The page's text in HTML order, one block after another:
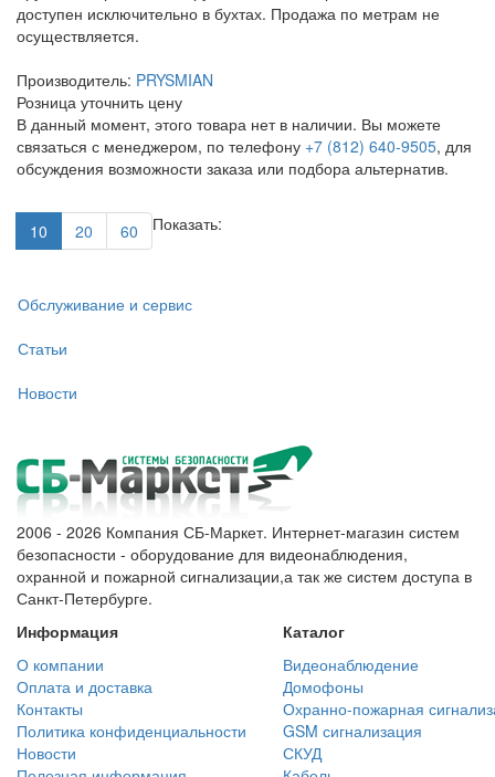
доступен исключительно в бухтах. Продажа по метрам не
осуществляется.
Производитель: PRYSMIAN
Розница уточнить цену
В данный момент, этого товара нет в наличии. Вы можете
связаться с менеджером, по телефону +7 (812) 640-9505, для
обсуждения возможности заказа или подбора альтернатив.
Показать:
10 20 60
Обслуживание и сервис
Статьи
Новости
2006 - 2026 Компания СБ-Маркет. Интернет-магазин систем
безопасности - оборудование для видеонаблюдения,
охранной и пожарной сигнализации,а так же систем доступа в
Санкт-Петербурге.
Информация
Каталог
О компании
Видеонаблюдение
Оплата и доставка
Домофоны
Контакты
Охранно-пожарная
Политика конфиденциальности
GSM сигнализация
Новости
СКУД